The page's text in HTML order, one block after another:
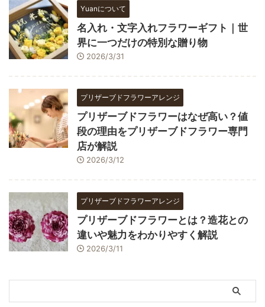
Yuanについて
名入れ・文字入れフラワーギフト｜世
界に一つだけの特別な贈り物
2026/3/31
プリザーブドフラワーアレンジ
プリザーブドフラワーはなぜ高い？値
段の理由をプリザーブドフラワー専門
店が解説
2026/3/12
プリザーブドフラワーアレンジ
プリザーブドフラワーとは？造花との
違いや魅力をわかりやすく解説
2026/3/11